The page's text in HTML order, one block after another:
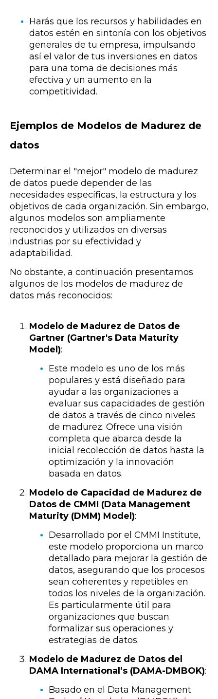
Harás que los recursos y habilidades en
datos estén en sintonía con los objetivos
generales de tu empresa, impulsando
así el valor de tus inversiones en datos
para una toma de decisiones más
efectiva y un aumento en la
competitividad.
Ejemplos de Modelos de Madurez de
datos
Determinar el "mejor" modelo de madurez
de datos puede depender de las
necesidades específicas, la estructura y los
objetivos de cada organización. Sin embargo,
algunos modelos son ampliamente
reconocidos y utilizados en diversas
industrias por su efectividad y
adaptabilidad.
No obstante, a continuación presentamos
algunos de los modelos de madurez de
datos más reconocidos:
Modelo de Madurez de Datos de
Gartner (Gartner's Data Maturity
Model):
Este modelo es uno de los más
populares y está diseñado para
ayudar a las organizaciones a
evaluar sus capacidades de gestión
de datos a través de cinco niveles
de madurez. Ofrece una visión
completa que abarca desde la
inicial recolección de datos hasta la
optimización y la innovación
basada en datos.
Modelo de Capacidad de Madurez de
Datos de CMMI (Data Management
Maturity (DMM) Model):
Desarrollado por el CMMI Institute,
este modelo proporciona un marco
detallado para mejorar la gestión de
datos, asegurando que los procesos
sean coherentes y repetibles en
todos los niveles de la organización.
Es particularmente útil para
organizaciones que buscan
formalizar sus operaciones y
estrategias de datos.
Modelo de Madurez de Datos del
DAMA International’s (DAMA-DMBOK):
Basado en el Data Management